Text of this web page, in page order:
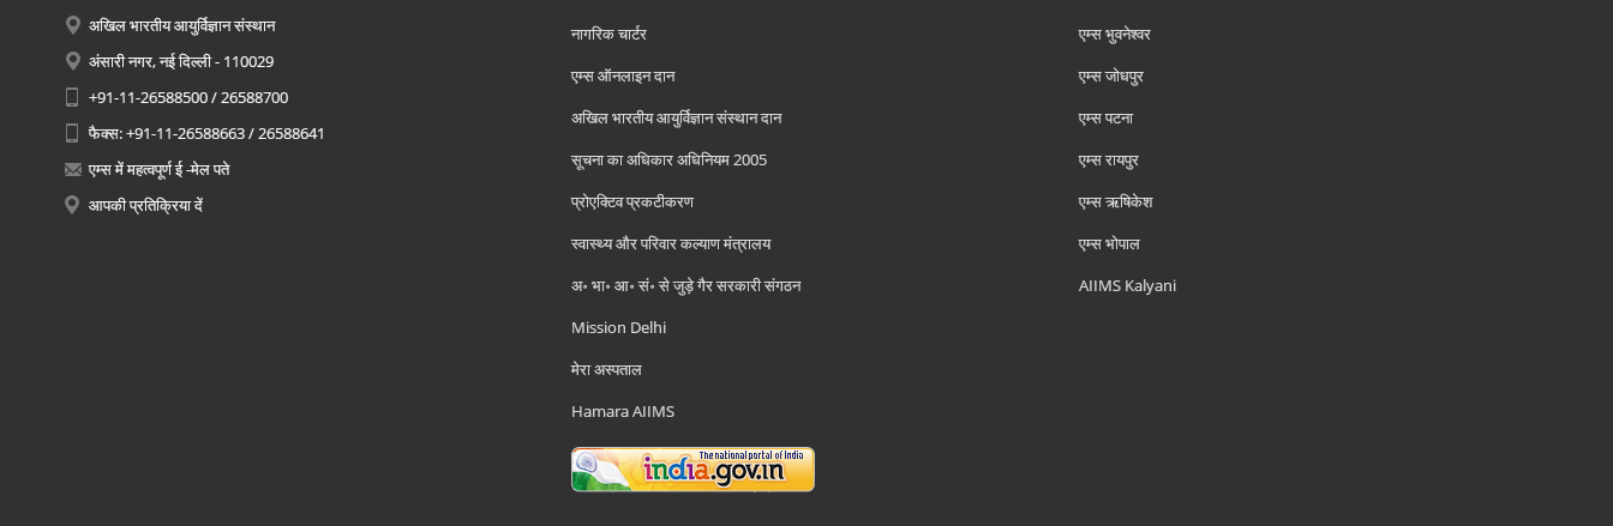
अखिल भारतीय आयुर्विज्ञान संस्थान
अंसारी नगर, नई दिल्ली - 110029
+91-11-26588500 / 26588700
फैक्स: +91-11-26588663 / 26588641
एम्स में महत्वपूर्ण ई -मेल पते
आपकी प्रतिक्रिया दें
नागरिक चार्टर
एम्स ऑनलाइन दान
अखिल भारतीय आयुर्विज्ञान संस्थान दान
सूचना का अधिकार अधिनियम 2005
प्रोएक्टिव प्रकटीकरण
स्वास्थ्य और परिवार कल्याण मंत्रालय
अ॰ भा॰ आ॰ सं॰ से जुड़े गैर सरकारी संगठन
Mission Delhi
मेरा अस्पताल
Hamara AIIMS
एम्‍स भुवनेश्वर
एम्‍स जोधपुर
एम्‍स पटना
एम्‍स रायपुर
एम्‍स ऋषिकेश
एम्‍स भोपाल
AIIMS Kalyani